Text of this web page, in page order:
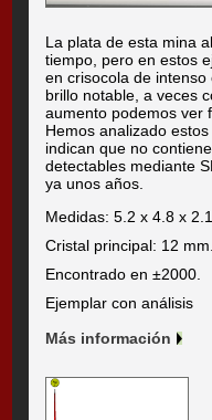
La plata de esta mina
tiempo, pero en estos
en crisocola de
brillo notable, a veces
aumento podemos ver
Hemos analizado
indican que no
detectables mediante
ya unos años.
Medidas: 5.2 x 4.8 x
Cristal principal: 12
Encontrado en ±2000.
Ejemplar con análisis
Más información